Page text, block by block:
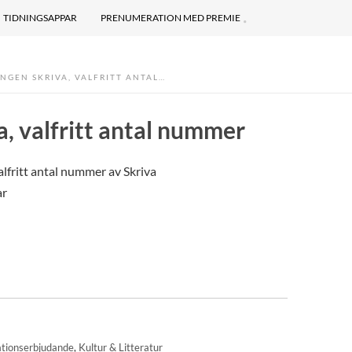
TIDNINGSAPPAR PRENUMERATION MED PREMIE
SKRIVA, VALFRITT ANTAL…
valfritt antal nummer
antal nummer av Skriva
, Kultur & Litteratur